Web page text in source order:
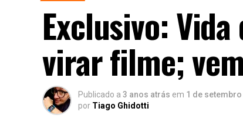
Exclusivo:
virar filme;
Publicado a 3 anos atrás em 1 de setembro
por Tiago Ghidotti